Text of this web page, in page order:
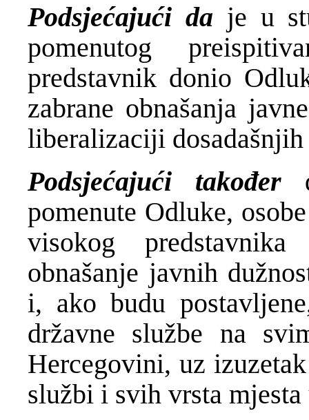
Podsjećajući da je u
pomenutog
predstavnik donio
zabrane obnašanja
liberalizaciji
Podsjećajući također
pomenute Odluke,
visokog
obnašanje javnih
i, ako budu
državne službe na
Hercegovini, uz
službi i svih vrsta